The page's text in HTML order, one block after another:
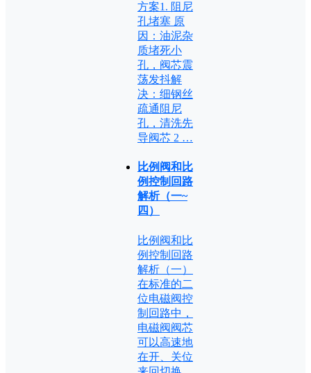
方案1. 阻尼
孔堵塞 原
因：油泥杂
质堵死小
孔，阀芯震
荡发抖解
决：细钢丝
疏通阻尼
孔，清洗先
导阀芯 2 …
比例阀和比
例控制回路
解析（一~
四）
比例阀和比
例控制回路
解析（一）
在标准的二
位电磁阀控
制回路中，
电磁阀阀芯
可以高速地
在开、关位